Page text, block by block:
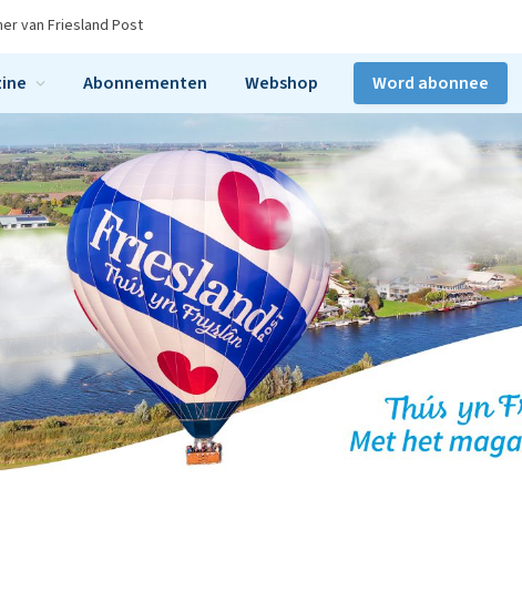
van Friesland Post
Abonnementen Webshop Word abonnee